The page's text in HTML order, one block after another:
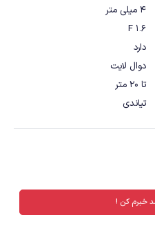
4 میلی متر
F 1.6
دارد
دوال لایت
تا 20 متر
تیاندی
خبرم کن !